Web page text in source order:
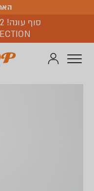
סוף עונה! 2 זוגות החל מ- ₪50